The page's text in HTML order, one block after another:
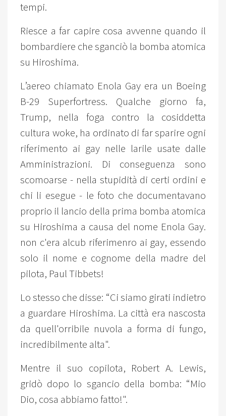
tempi.
Riesce a far capire cosa avvenne quando il
bombardiere che sganciò la bomba atomica
su Hiroshima.
L’aereo chiamato Enola Gay era un Boeing
B-29 Superfortress. Qualche giorno fa,
Trump, nella foga contro la cosiddetta
cultura woke, ha ordinato di far sparire ogni
riferimento ai gay nelle larile usate dalle
Amministrazioni. Di conseguenza sono
scomoarse - nella stupidità di certi ordini e
chi li esegue - le foto che documentavano
proprio il lancio della prima bomba atomica
su Hiroshima a causa del nome Enola Gay.
non c'era alcub riferimenro ai gay, essendo
solo il nome e cognome della madre del
pilota, Paul Tibbets!
Lo stesso che disse: “Ci siamo girati indietro
a guardare Hiroshima. La città era nascosta
da quell'orribile nuvola a forma di fungo,
incredibilmente alta".
Mentre il suo copilota, Robert A. Lewis,
gridò dopo lo sgancio della bomba: “Mio
Dio, cosa abbiamo fatto!".